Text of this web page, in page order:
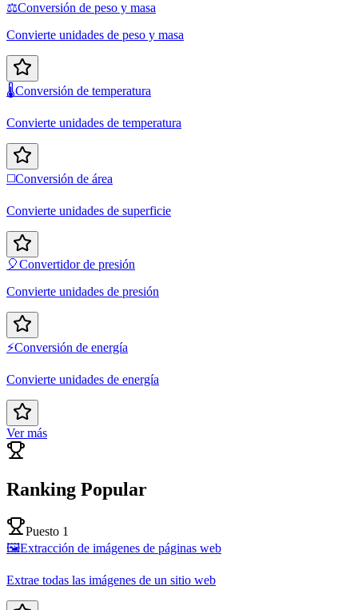
⚖️Conversión de peso y masa
Convierte unidades de peso y masa
🌡️Conversión de temperatura
Convierte unidades de temperatura
◻️Conversión de área
Convierte unidades de superficie
🎈Convertidor de presión
Convierte unidades de presión
⚡Conversión de energía
Convierte unidades de energía
Ver más
Ranking Popular
Puesto 1
🖼️Extracción de imágenes de páginas web
Extrae todas las imágenes de un sitio web